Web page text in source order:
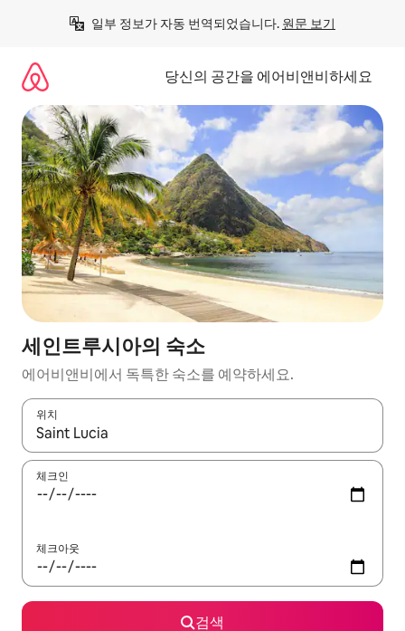
일부 정보가 자동 번역되었습니다. 원문 보기
당신의 공간을 에어비앤비하세요
세인트루시아의 숙소
에어비앤비에서 독특한 숙소를 예약하세요.
위치
결과가 나오면 위·아래 화살표 키를 사용하거나 터치 또는 스와이
체크인
체크아웃
검색